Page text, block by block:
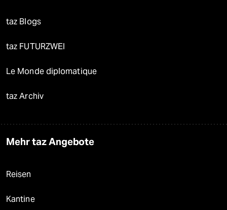
taz Blogs
taz FUTURZWEI
Le Monde diplomatique
taz Archiv
Mehr taz Angebote
Reisen
Kantine